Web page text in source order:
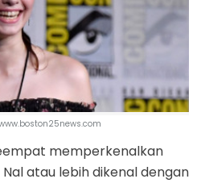
memperkenalkan
atau lebih dikenal dengan